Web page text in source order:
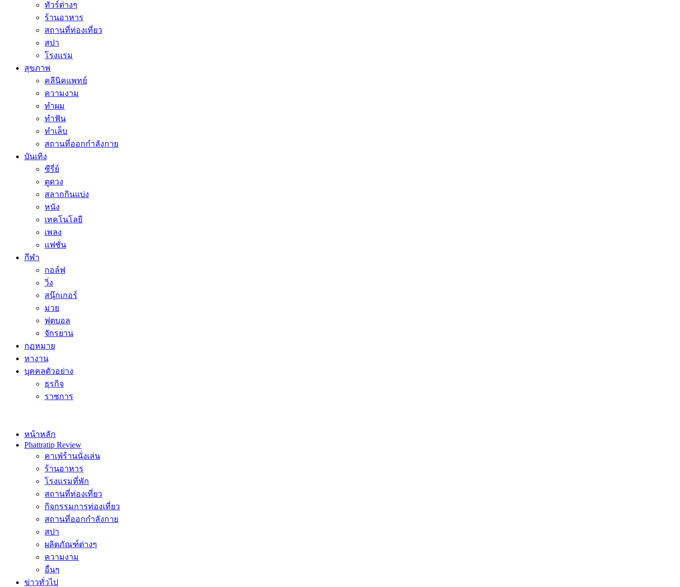
ทัวร์ต่างๆ
ร้านอาหาร
สถานที่ท่องเที่ยว
สปา
โรงแรม
สุขภาพ
คลีนิคแพทย์
ความงาม
ทำผม
ทำฟัน
ทำเล็บ
สถานที่ออกกำลังกาย
บันเทิง
ซีรี่ย์
ดูดวง
สลากกินแบ่ง
หนัง
เทคโนโลยี
เพลง
แฟชั่น
กีฬา
กอล์ฟ
วิ่ง
สนุ๊กเกอร์
มวย
ฟุตบอล
จักรยาน
กฏหมาย
หางาน
บุคคลตัวอย่าง
ธุรกิจ
ราชการ
หน้าหลัก
Phattratip Review
คาเฟ่ร้านนั่งเล่น
ร้านอาหาร
โรงแรมที่พัก
สถานที่ท่องเที่ยว
กิจกรรมการท่องเที่ยว
สถานที่ออกกำลังกาย
สปา
ผลิตภัณฑ์ต่างๆ
ความงาม
อื่นๆ
ข่าวทั่วไป